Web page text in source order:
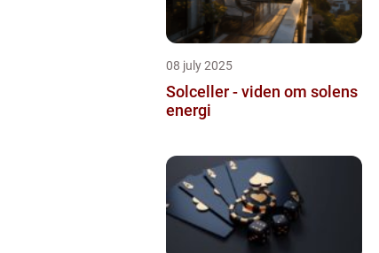
08 july 2025
Solceller - viden om solens
energi